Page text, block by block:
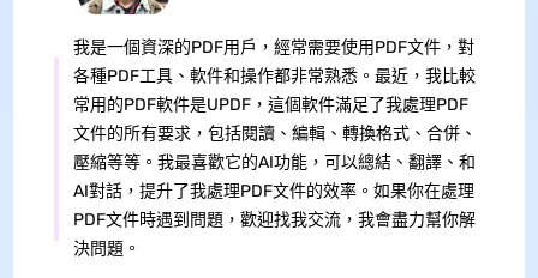
我是一個資深的PDF用戶，經常需要使用PDF文件，對
各種PDF工具、軟件和操作都非常熟悉。最近，我比較
常用的PDF軟件是UPDF，這個軟件滿足了我處理PDF
文件的所有要求，包括閱讀、編輯、轉換格式、合併、
壓縮等等。我最喜歡它的AI功能，可以總結、翻譯、和
AI對話，提升了我處理PDF文件的效率。如果你在處理
PDF文件時遇到問題，歡迎找我交流，我會盡力幫你解
決問題。